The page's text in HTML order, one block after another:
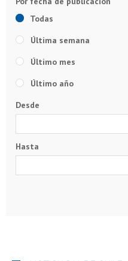
Todas
Última semana
Último mes
Último año
Desde
Hasta